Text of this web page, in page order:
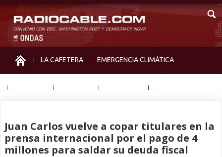
LA CAFETERA EMERGENCIA CLIMÁTICA
Juan Carlos vuelve a copar titulares en la
prensa internacional por el pago de 4
millones para saldar su deuda fiscal